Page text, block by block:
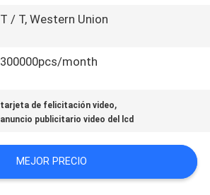
T / T, Western Union
300000pcs/month
tarjeta de felicitación video,
anuncio publicitario video del lcd
MEJOR PRECIO